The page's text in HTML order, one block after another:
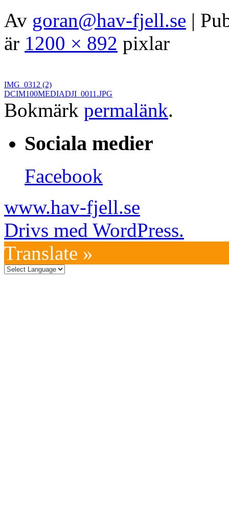
Av goran@hav-fjell.se |
är 1200 × 892 pixlar
IMG_0312 (2)
DCIM100MEDIADJI_0011.JPG
Bokmärk permalänk.
Sociala medier
Facebook
www.hav-fjell.se
Drivs med WordPress.
Translate »